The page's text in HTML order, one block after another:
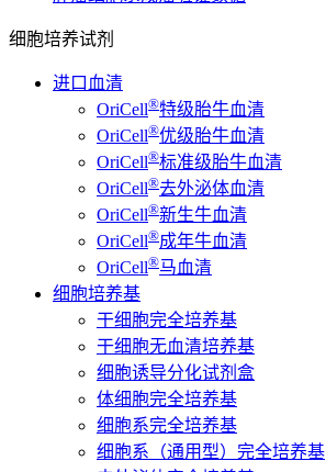
细胞培养试剂
进口血清
OriCell®特级胎牛血清
OriCell®优级胎牛血清
OriCell®标准级胎牛血清
OriCell®去外泌体血清
OriCell®新生牛血清
OriCell®成年牛血清
OriCell®马血清
细胞培养基
干细胞完全培养基
干细胞无血清培养基
细胞诱导分化试剂盒
体细胞完全培养基
细胞系完全培养基
细胞系（通用型）完全培养基